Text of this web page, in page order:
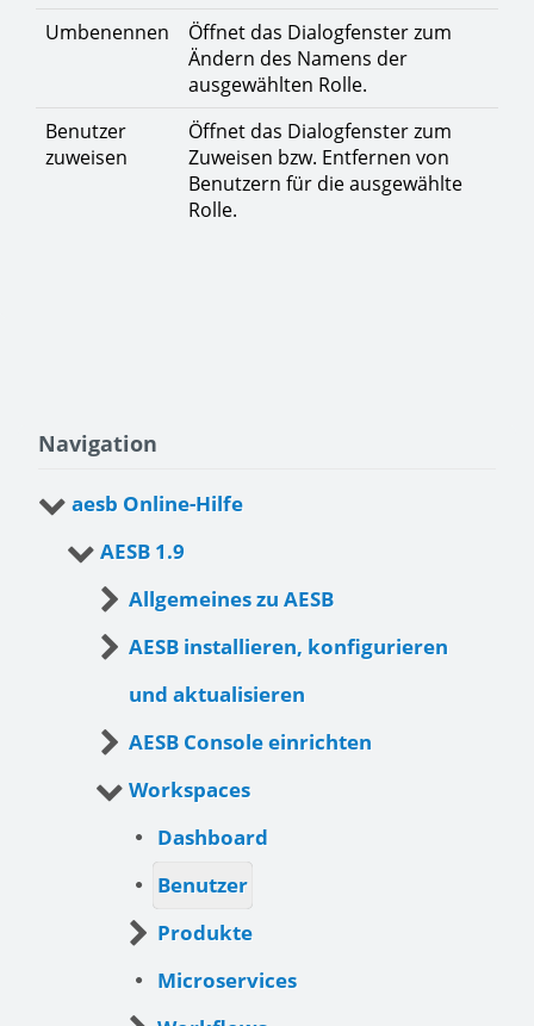
Umbenennen
Öffnet das Dialogfenster zum
Ändern des Namens der
ausgewählten Rolle.
Benutzer
zuweisen
Öffnet das Dialogfenster zum
Zuweisen bzw. Entfernen von
Benutzern für die ausgewählte
Rolle.
Navigation
aesb Online-Hilfe
AESB 1.9
Allgemeines zu AESB
AESB installieren, konfigurieren
und aktualisieren
AESB Console einrichten
Workspaces
Dashboard
Benutzer
Produkte
Microservices